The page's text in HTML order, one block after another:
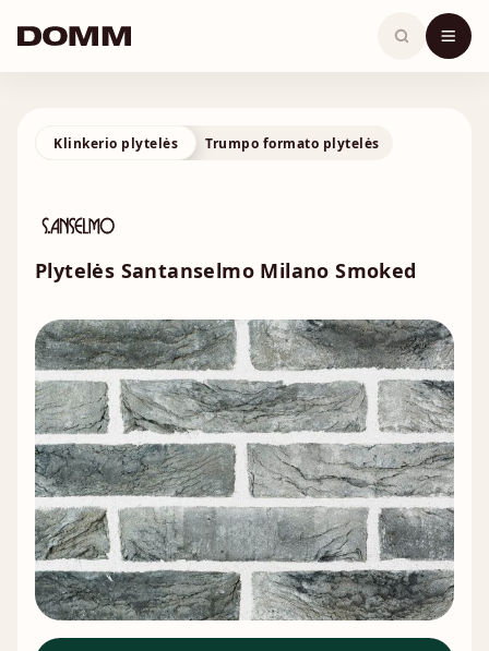
content
Klinkerio plytelės Trumpo formato plytelės
Plytelės Santanselmo Milano Smoked